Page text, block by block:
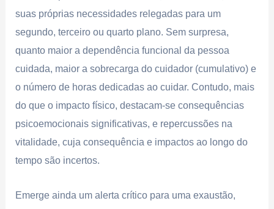
suas próprias necessidades relegadas para um
segundo, terceiro ou quarto plano. Sem surpresa,
quanto maior a dependência funcional da pessoa
cuidada, maior a sobrecarga do cuidador (cumulativo) e
o número de horas dedicadas ao cuidar. Contudo, mais
do que o impacto físico, destacam-se consequências
psicoemocionais significativas, e repercussões na
vitalidade, cuja consequência e impactos ao longo do
tempo são incertos.
Emerge ainda um alerta crítico para uma exaustão,